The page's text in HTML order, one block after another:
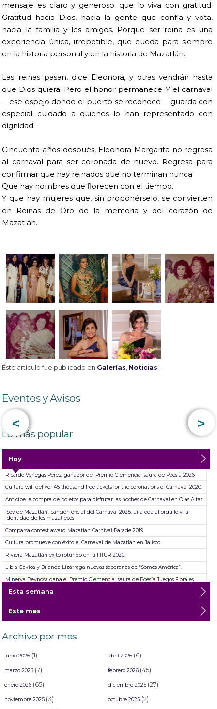
mensaje es claro y generoso: que lo viva con gratitud.
Gratitud hacia Dios, hacia la gente que confía y vota,
hacia la familia y los amigos. Porque ser reina es una
experiencia única, irrepetible, que queda para siempre
en la historia personal y en la historia de Mazatlán.
Las reinas pasan, dice Eleonora, y otras vendrán hasta
que Dios quiera. Pero el honor permanece. Y el carnaval
—ese espejo donde el puerto se reconoce— guarda con
especial cuidado a quienes lo han representado con
dignidad.
Cincuenta años después, Eleonora Margarita no regresa
al carnaval para ser coronada de nuevo. Regresa para
confirmar que hay reinados que no terminan nunca.
Que hay nombres que florecen con el tiempo.
Y que hay mujeres que, sin proponérselo, se convierten
en Reinas de Oro de la memoria y del corazón de
Mazatlán.
Éste artículo fue publicado en Galerías, Noticias. .
Eventos y Avisos
< >
Lo más popular
Hoy
Ricardo Venegas Pérez, ganador del Premio Clemencia Isaura de Poesía 2026
Cultura will deliver 45 thousand free tickets for the coronations of Carnaval 2020.
Anticipe la compra de boletos para disfrutar las noches de Carnaval en Olas Altas
‘Soy de Mazatlán’, canción oficial del Carnaval 2025, una oda al orgullo y la
identidad de los mazatlecos
Comparsa contest award Mazatlan Carnival Parade 2019
Cultura promueve con éxito el Carnaval de Mazatlán en Jalisco.
Riviera Mazatlán éxito rotundo en la FITUR 2020.
Libia Gavica y Brianda Lizárraga nuevas soberanas de “Somos América”.
Minerva Reynosa gana el Premio Clemencia Isaura de Poesía Juegos Florales.
Riviera Mazatlan resounding success at FITUR 2020
Esta semana
Este mes
Archivo por mes
junio 2026(1) abril 2026(6)
marzo 2026(7) febrero 2026(45)
enero 2026(65) diciembre 2025(27)
noviembre 2025(3) octubre 2025(2)